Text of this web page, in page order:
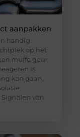
aanpakken
handig
op het
muffe geur
is
kan gaan,
van